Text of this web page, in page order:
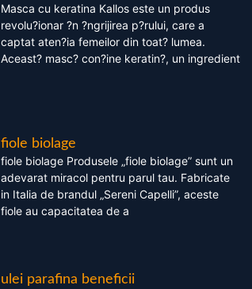
Masca cu keratina Kallos este un produs
revolu?ionar ?n ?ngrijirea p?rului, care a
captat aten?ia femeilor din toat? lumea.
Aceast? masc? con?ine keratin?, un ingredient
fiole biolage
fiole biolage Produsele „fiole biolage” sunt un
adevarat miracol pentru parul tau. Fabricate
in Italia de brandul „Sereni Capelli”, aceste
fiole au capacitatea de a
ulei parafina beneficii